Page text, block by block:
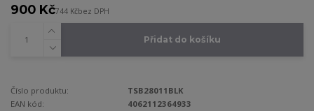
900 Kč744 Kčbez DPH
Přidat do košíku
Číslo produktu:
TSB28011BLK
EAN kód:
4062112364933